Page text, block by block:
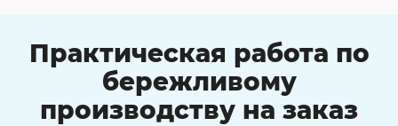
Практическая работа по
бережливому
производству на заказ